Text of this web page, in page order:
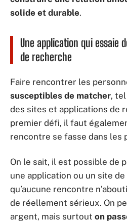
solide et durable.
Une application qui essaie
de recherche
Faire rencontrer les
susceptibles de matcher,
des sites et applications de
premier défi, il faut
rencontre se fasse dans les
On le sait, il est possible de
une application ou un site
qu’aucune rencontre
de réellement sérieux. On
argent, mais surtout on